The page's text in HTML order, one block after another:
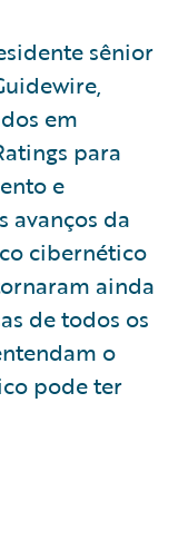
sênior
em
para
e
avanços da
cibernético
ainda
de todos os
o
pode ter